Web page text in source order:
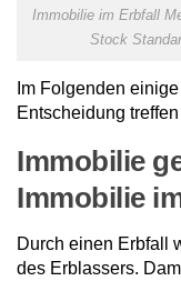
Immobilie im Erbfall
Stock
Im Folgenden
Entscheidung
Immobilie
Immobilie
Durch einen Erbfall
des Erblassers.